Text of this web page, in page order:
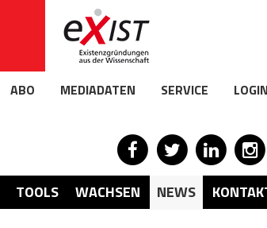
ABO MEDIADATEN SERVICE LOGIN
TOOLS WACHSEN NEWS